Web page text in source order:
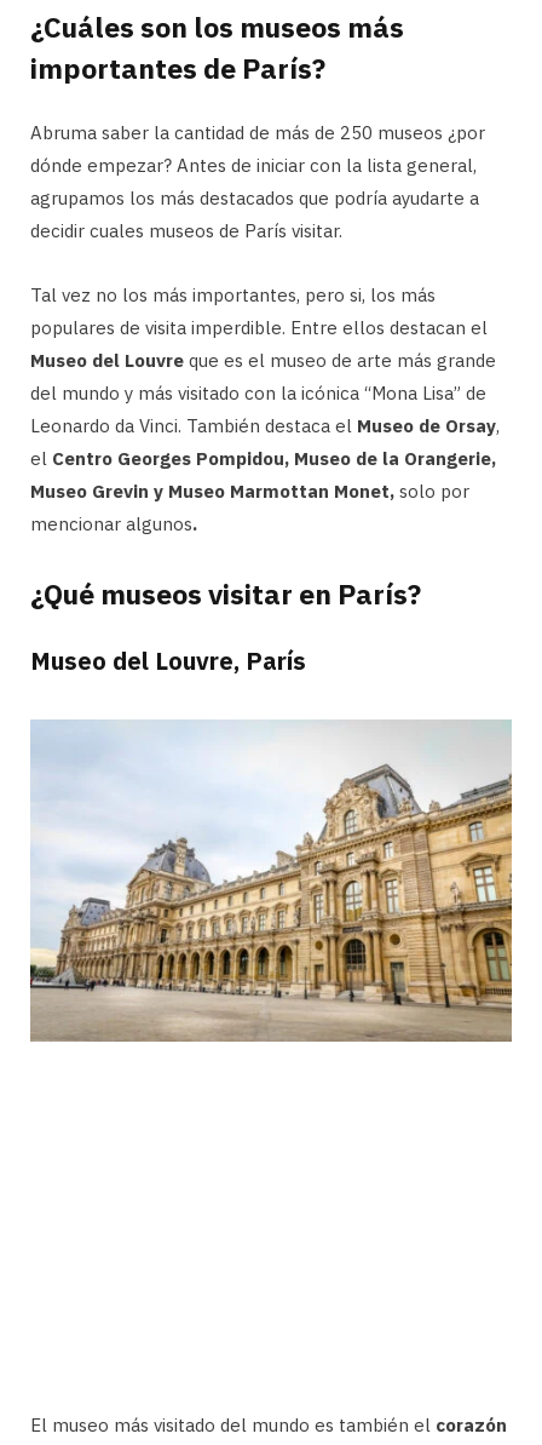
¿Cuáles son los museos más
importantes de París?
Abruma saber la cantidad de más de 250 museos ¿por
dónde empezar? Antes de iniciar con la lista general,
agrupamos los más destacados que podría ayudarte a
decidir cuales museos de París visitar.
Tal vez no los más importantes, pero si, los más
populares de visita imperdible. Entre ellos destacan el
Museo del Louvre que es el museo de arte más grande
del mundo y más visitado con la icónica “Mona Lisa” de
Leonardo da Vinci. También destaca el Museo de Orsay,
el Centro Georges Pompidou, Museo de la Orangerie,
Museo Grevin y Museo Marmottan Monet, solo por
mencionar algunos.
¿Qué museos visitar en París?
Museo del Louvre, París
El museo más visitado del mundo es también el corazón